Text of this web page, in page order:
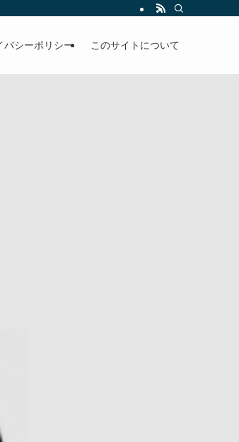
バシーポリシー このサイトについて